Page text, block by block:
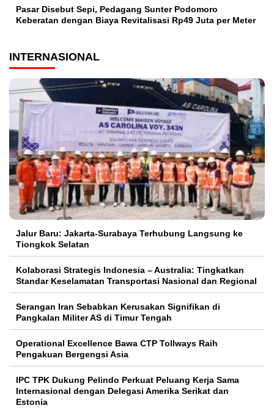
Pasar Disebut Sepi, Pedagang Sunter Podomoro
Keberatan dengan Biaya Revitalisasi Rp49 Juta per Meter
INTERNASIONAL
Jalur Baru: Jakarta-Surabaya Terhubung Langsung ke
Tiongkok Selatan
Kolaborasi Strategis Indonesia – Australia: Tingkatkan
Standar Keselamatan Transportasi Nasional dan Regional
Serangan Iran Sebabkan Kerusakan Signifikan di
Pangkalan Militer AS di Timur Tengah
Operational Excellence Bawa CTP Tollways Raih
Pengakuan Bergengsi Asia
IPC TPK Dukung Pelindo Perkuat Peluang Kerja Sama
Internasional dengan Delegasi Amerika Serikat dan
Estonia